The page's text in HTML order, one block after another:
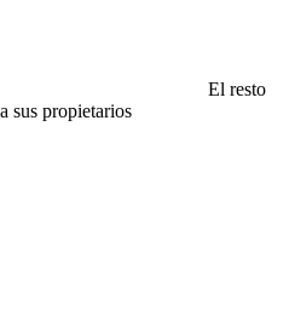
El resto
sus propietarios